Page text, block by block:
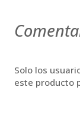
Solo los
este producto